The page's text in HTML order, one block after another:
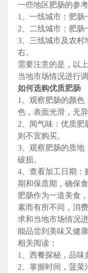
一些地区肥肠的参考
1、一线城市：肥肠
2、二线城市：肥肠
3、三线城市及农村
右。
需要注意的是，以
当地市场情况进行调
如何选购优质肥肠
1、观察肥肠的颜色
色，表面光滑，无异
2、闻气味：优质肥
则不宜购买。
3、观察肥肠的质地
破损。
4、查看加工日期：
期和保质期，确保食
肥肠作为一道美食
素而有所不同，消
求和当地市场情况
能品尝到美味又健
相关阅读：
1、西餐探秘，品味
2、掌握时间，菠菜